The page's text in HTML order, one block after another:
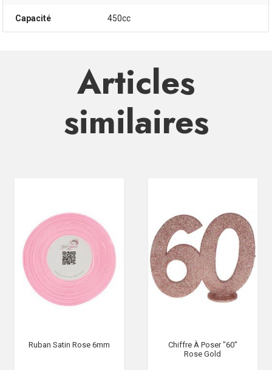
Capacité 450cc
Articles
similaires
Ruban Satin Rose 6mm
Chiffre À Poser "60"
Rose Gold